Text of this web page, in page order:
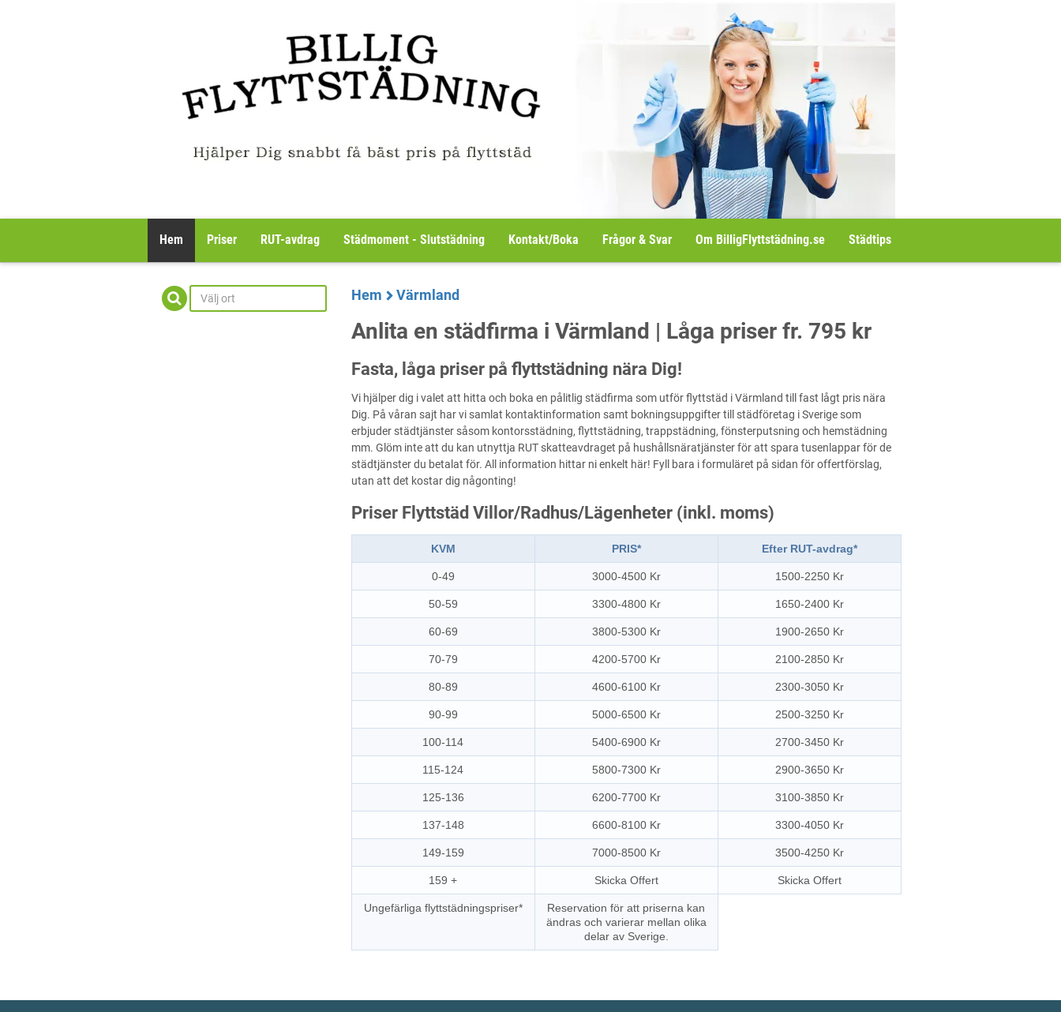
Hem Priser RUT-avdrag Städmoment - Slutstädning Kontakt/Boka Frågor & Svar Om BilligFlyttstädning.se Städtips
Hem Värmland
Anlita en städfirma i Värmland | Låga priser fr. 795 kr
Fasta, låga priser på flyttstädning nära Dig!
Vi hjälper dig i valet att hitta och boka en pålitlig städfirma som utför flyttstäd i Värmland till fast lågt pris nära
Dig. På våran sajt har vi samlat kontaktinformation samt bokningsuppgifter till städföretag i Sverige som
erbjuder städtjänster såsom kontorsstädning, flyttstädning, trappstädning, fönsterputsning och hemstädning
mm. Glöm inte att du kan utnyttja RUT skatteavdraget på hushållsnäratjänster för att spara tusenlappar för de
städtjänster du betalat för. All information hittar ni enkelt här! Fyll bara i formuläret på sidan för offertförslag,
utan att det kostar dig någonting!
Priser Flyttstäd Villor/Radhus/Lägenheter (inkl. moms)
KVM PRIS* Efter RUT-avdrag*
0-49 3000-4500 Kr 1500-2250 Kr
50-59 3300-4800 Kr 1650-2400 Kr
60-69 3800-5300 Kr 1900-2650 Kr
70-79 4200-5700 Kr 2100-2850 Kr
80-89 4600-6100 Kr 2300-3050 Kr
90-99 5000-6500 Kr 2500-3250 Kr
100-114 5400-6900 Kr 2700-3450 Kr
115-124 5800-7300 Kr 2900-3650 Kr
125-136 6200-7700 Kr 3100-3850 Kr
137-148 6600-8100 Kr 3300-4050 Kr
149-159 7000-8500 Kr 3500-4250 Kr
159 + Skicka Offert Skicka Offert
Ungefärliga flyttstädningspriser*
Reservation för att priserna kan
ändras och varierar mellan olika
delar av Sverige.